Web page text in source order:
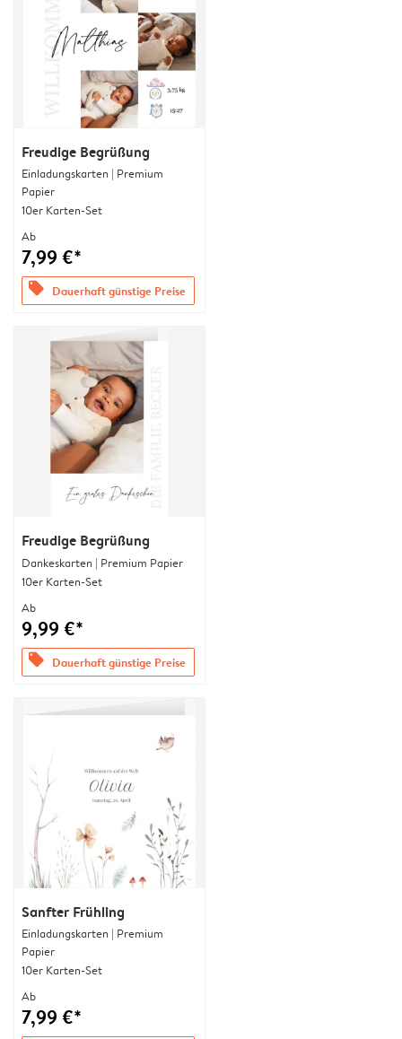
Freudige Begrüßung
Einladungskarten | Premium
Papier
10er Karten-Set
Ab
7,99 €*
offers Dauerhaft günstige Preise
Freudige Begrüßung
Dankeskarten | Premium Papier
10er Karten-Set
Ab
9,99 €*
offers Dauerhaft günstige Preise
Sanfter Frühling
Einladungskarten | Premium
Papier
10er Karten-Set
Ab
7,99 €*